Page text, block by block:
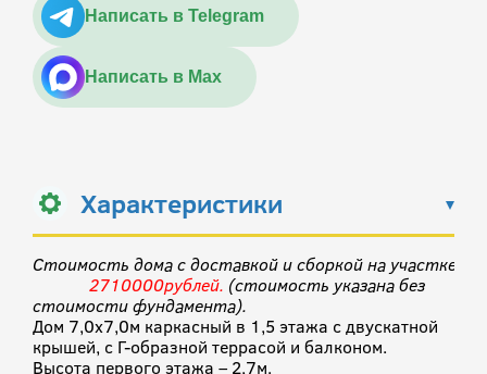
Написать в Telegram
Написать в Max
Характеристики
Стоимость дома с доставкой и сборкой на участке
2710000рублей. (стоимость указана без
стоимости фундамента).
Дом 7,0х7,0м каркасный в 1,5 этажа с двускатной
крышей, с Г-образной террасой и балконом.
Высота первого этажа – 2,7м.